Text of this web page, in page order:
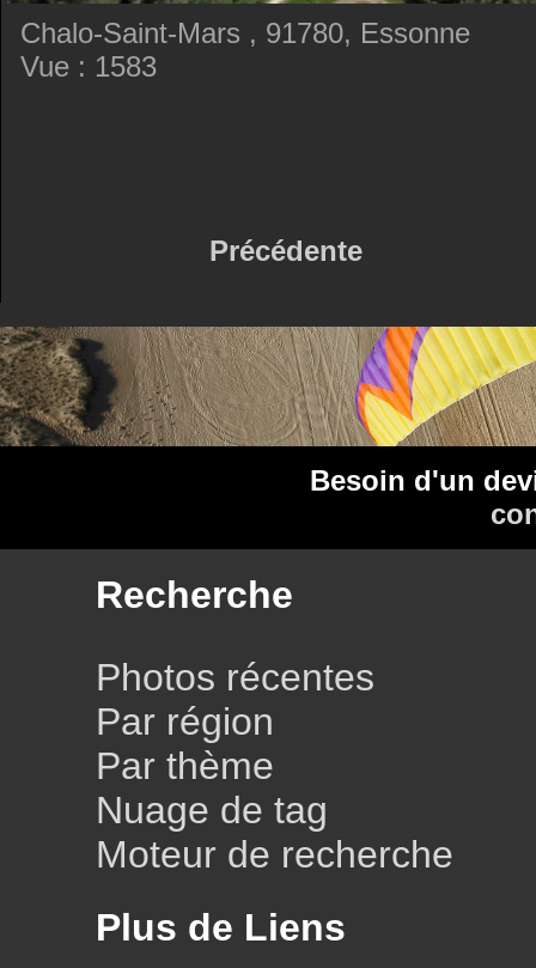
Chalo-Saint-Mars , 91780, Essonne
Vue : 1583
Précédente
Besoin d'un
Recherche
Photos récentes
Par région
Par thème
Nuage de tag
Moteur de recherche
Plus de Liens